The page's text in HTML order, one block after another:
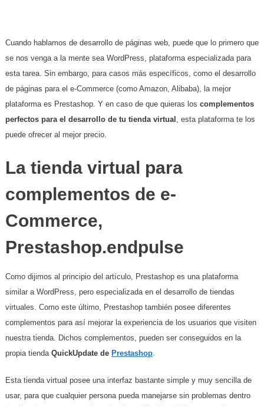
Cuando hablamos de desarrollo de páginas web, puede que lo primero que
se nos venga a la mente sea WordPress, plataforma especializada para
esta tarea. Sin embargo, para casos más específicos, como el desarrollo
de páginas para el e-Commerce (como Amazon, Alibaba), la mejor
plataforma es Prestashop. Y en caso de que quieras los complementos
perfectos para el desarrollo de tu tienda virtual , esta plataforma te los
puede ofrecer al mejor precio.
La tienda virtual para
complementos de e-
Commerce,
Prestashop.endpulse
Como dijimos al principio del artículo, Prestashop es una plataforma
similar a WordPress, pero especializada en el desarrollo de tiendas
virtuales. Como este último, Prestashop también posee diferentes
complementos para así mejorar la experiencia de los usuarios que visiten
nuestra tienda. Dichos complementos, pueden ser conseguidos en la
propia tienda QuickUpdate de Prestashop.
Esta tienda virtual posee una interfaz bastante simple y muy sencilla de
usar, para que cualquier persona pueda manejarse sin problemas dentro